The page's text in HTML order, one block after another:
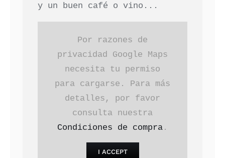
y un buen café o vino...
Por razones de
privacidad Google Maps
necesita tu permiso
para cargarse. Para más
detalles, por favor
consulta nuestra
Condiciones de compra .
I ACCEPT